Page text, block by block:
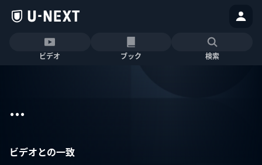
ビデオ ブック 検索
...
ビデオとの一致